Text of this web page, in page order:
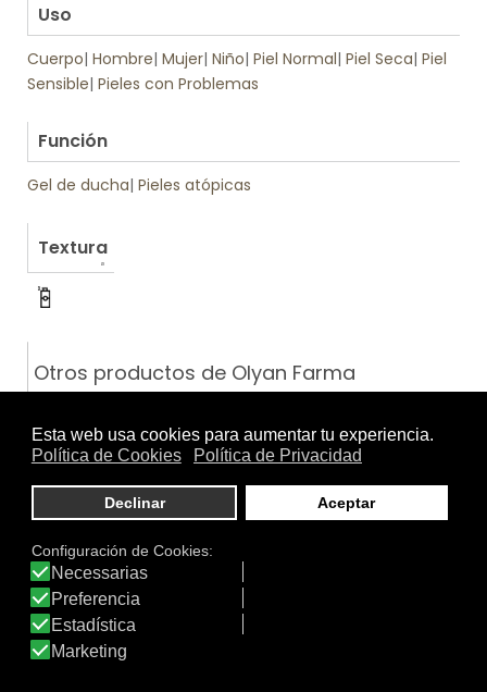
Uso
Cuerpo| Hombre| Mujer| Niño| Piel Normal| Piel Seca| Piel
Sensible| Pieles con Problemas
Función
Gel de ducha| Pieles atópicas
Textura
Otros productos de Olyan Farma
PROTOTYPE CÁPSULAS